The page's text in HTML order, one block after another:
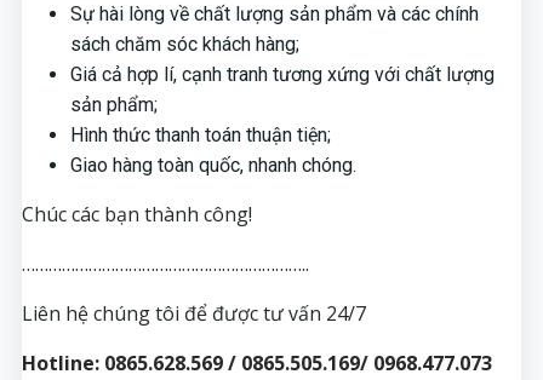
Sự hài lòng về chất lượng sản phẩm và các chính
sách chăm sóc khách hàng;
Giá cả hợp lí, cạnh tranh tương xứng với chất lượng
sản phẩm;
Hình thức thanh toán thuận tiện;
Giao hàng toàn quốc, nhanh chóng.
Chúc các bạn thành công!
………………………………………………………..
Liên hệ chúng tôi để được tư vấn 24/7
Hotline: 0865.628.569 / 0865.505.169/ 0968.477.073